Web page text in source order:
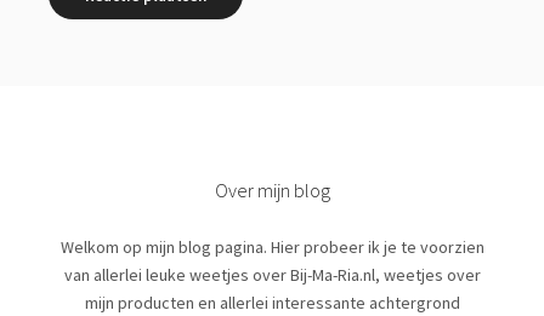
Over mijn blog
Welkom op mijn blog pagina. Hier probeer ik je te voorzien
van allerlei leuke weetjes over Bij-Ma-Ria.nl, weetjes over
mijn producten en allerlei interessante achtergrond